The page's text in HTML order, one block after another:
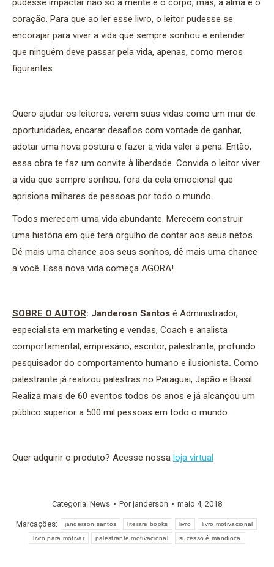
pudesse impactar não só a mente e o corpo, mas, a alma e o
coração. Para que ao ler esse livro, o leitor pudesse se
encorajar para viver a vida que sempre sonhou e entender
que ninguém deve passar pela vida, apenas, como meros
figurantes.
Quero ajudar os leitores, verem suas vidas como um mar de
oportunidades, encarar desafios com vontade de ganhar,
adotar uma nova postura e fazer a vida valer a pena. Então,
essa obra te faz um convite à liberdade. Convida o leitor viver
a vida que sempre sonhou, fora da cela emocional que
aprisiona milhares de pessoas por todo o mundo.
Todos merecem uma vida abundante. Merecem construir
uma história em que terá orgulho de contar aos seus netos.
Dê mais uma chance aos seus sonhos, dê mais uma chance
a você. Essa nova vida começa AGORA!
SOBRE O AUTOR: Janderosn Santos é Administrador,
especialista em marketing e vendas, Coach e analista
comportamental, empresário, escritor, palestrante, profundo
pesquisador do comportamento humano e ilusionista. Como
palestrante já realizou palestras no Paraguai, Japão e Brasil.
Realiza mais de 60 eventos todos os anos e já alcançou um
público superior a 500 mil pessoas em todo o mundo.
Quer adquirir o produto? Acesse nossa loja virtual
Categoria: News Porjanderson maio 4, 2018
Marcações: janderson santos literare books livro livro motivacional
livro para motivar palestrante motivacional sucesso é mandioca